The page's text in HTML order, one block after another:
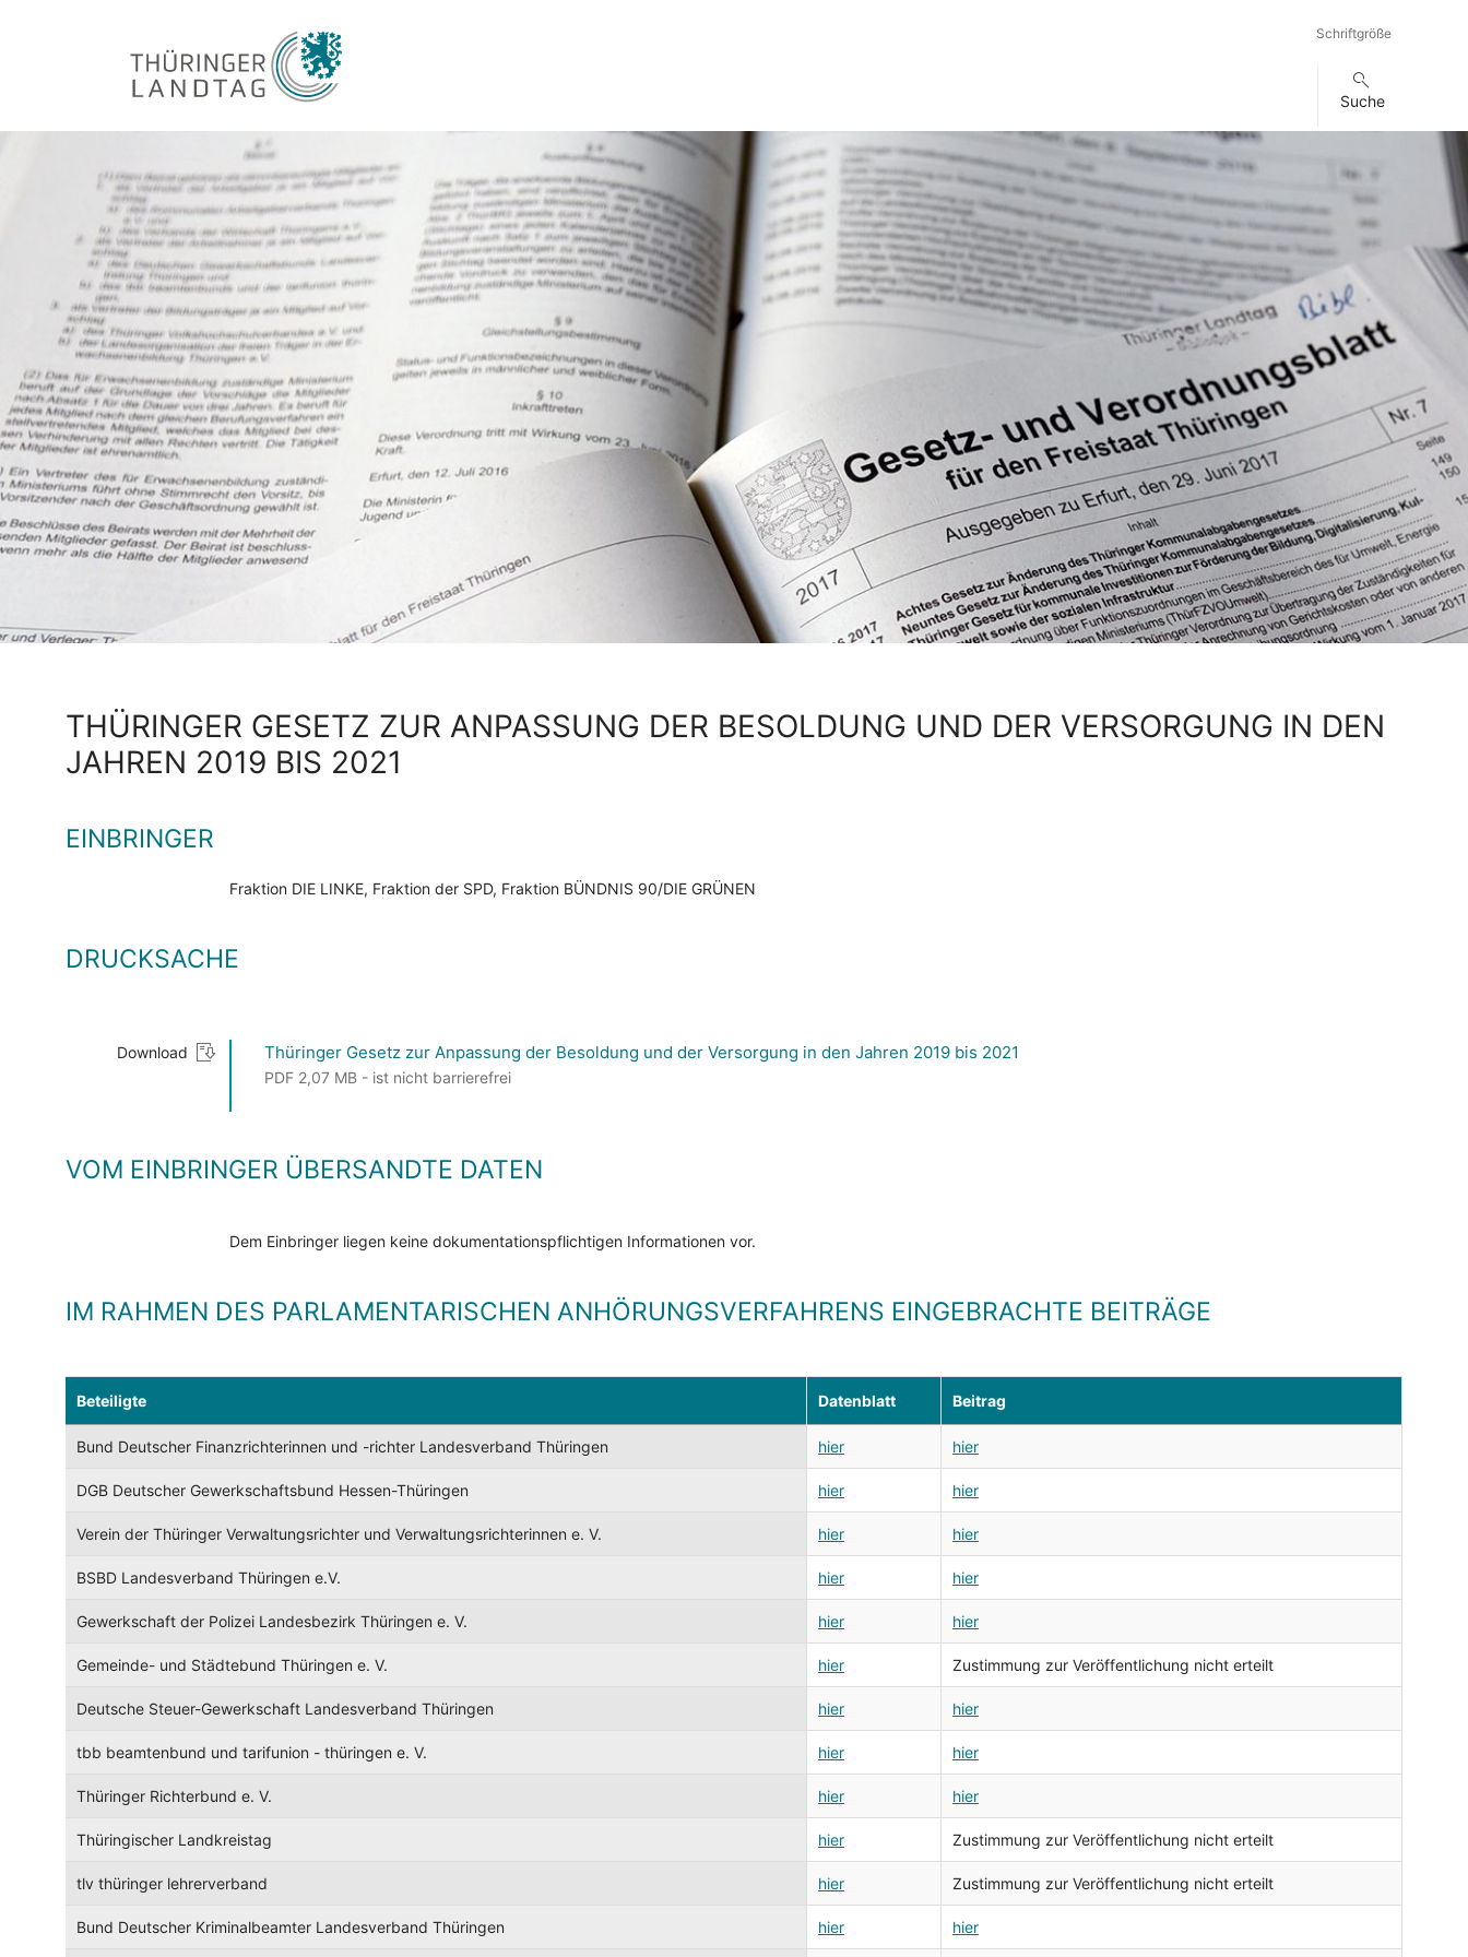
Schriftgröße
Suche
THÜRINGER GESETZ ZUR ANPASSUNG DER BESOLDUNG UND DER VERSORGUNG IN DEN
JAHREN 2019 BIS 2021
EINBRINGER
Fraktion DIE LINKE, Fraktion der SPD, Fraktion BÜNDNIS 90/DIE GRÜNEN
DRUCKSACHE
Download Thüringer Gesetz zur Anpassung der Besoldung und der Versorgung in den Jahren 2019 bis 2021
PDF 2,07 MB - ist nicht barrierefrei
VOM EINBRINGER ÜBERSANDTE DATEN
Dem Einbringer liegen keine dokumentationspflichtigen Informationen vor.
IM RAHMEN DES PARLAMENTARISCHEN ANHÖRUNGSVERFAHRENS EINGEBRACHTE BEITRÄGE
Beteiligte Datenblatt Beitrag
Bund Deutscher Finanzrichterinnen und -richter Landesverband Thüringen hier hier
DGB Deutscher Gewerkschaftsbund Hessen-Thüringen hier hier
Verein der Thüringer Verwaltungsrichter und Verwaltungsrichterinnen e. V. hier hier
BSBD Landesverband Thüringen e.V. hier hier
Gewerkschaft der Polizei Landesbezirk Thüringen e. V. hier hier
Gemeinde- und Städtebund Thüringen e. V. hier Zustimmung zur Veröffentlichung nicht erteilt
Deutsche Steuer-Gewerkschaft Landesverband Thüringen hier hier
tbb beamtenbund und tarifunion - thüringen e. V. hier hier
Thüringer Richterbund e. V. hier hier
Thüringischer Landkreistag hier Zustimmung zur Veröffentlichung nicht erteilt
tlv thüringer lehrerverband hier Zustimmung zur Veröffentlichung nicht erteilt
Bund Deutscher Kriminalbeamter Landesverband Thüringen hier hier